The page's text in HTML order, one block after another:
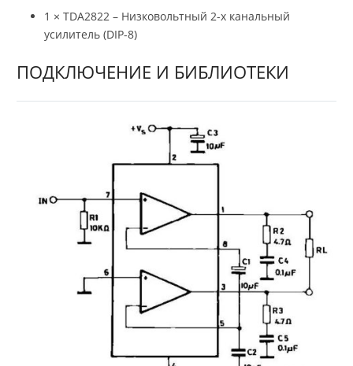
1 × TDA2822 – Низковольтный 2-х канальный
усилитель (DIP-8)
ПОДКЛЮЧЕНИЕ И БИБЛИОТЕКИ